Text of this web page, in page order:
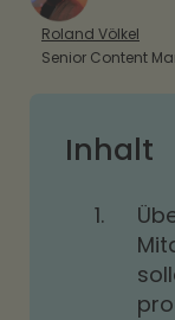
Roland Völkel
Senior Content
Inhalt
1.